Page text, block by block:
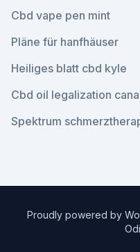
Cbd vape pen mint
Pläne für hanfhäuser
Heiliges blatt cbd kyle
Cbd oil legalization
Spektrum
Proudly powered by